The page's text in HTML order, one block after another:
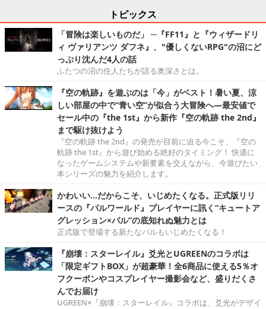
トピックス
「冒険は楽しいものだ」 ─『FF11』と『ウィザードリ
ィ ヴァリアンツ ダフネ』、"優しくないRPG"の沼にど
っぷり沈んだ4人の話
ふたつの沼の住人たちが語る奥深さとは。
『空の軌跡』を遊ぶのは「今」がベスト！暑い夏、涼
しい部屋の中で“青い空”が似合う大冒険へ―最安値で
セール中の『the 1st』から新作『空の軌跡 the 2nd』
まで駆け抜けよう
『空の軌跡 the 2nd』の発売が目前に迫る今こそ、『空の
軌跡 the 1st』から遊び始める絶好のタイミング！ 快適に
なったゲームシステムや新要素を交えながら、今遊びたい
本シリーズの魅力を紹介します。
かわいい…だからこそ、いじめたくなる。正式版リリ
ースの『パルワールド』プレイヤーに訊く“キュートア
グレッション×パル”の底知れぬ魅力とは
正式版で登場する新たなパルもいじめたくなる！
『崩壊：スターレイル』爻光とUGREENのコラボは
「限定ギフトBOX」が超豪華！全6商品に使える5％オ
フクーポンやコスプレイヤー撮影会など、盛りだくさ
んでお届け
UGREEN×『崩壊：スターレイル』コラボは、爻光がデザイ